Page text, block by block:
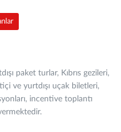
paket turlar, Kıbrıs gezileri,
ve yurtdışı uçak biletleri,
incentive toplantı